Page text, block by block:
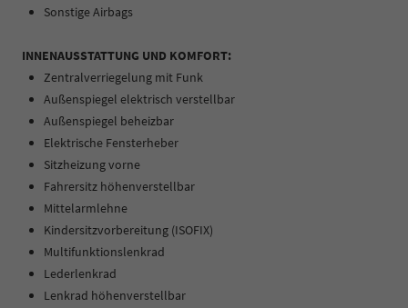
Sonstige Airbags
INNENAUSSTATTUNG UND KOMFORT:
Zentralverriegelung mit Funk
Außenspiegel elektrisch verstellbar
Außenspiegel beheizbar
Elektrische Fensterheber
Sitzheizung vorne
Fahrersitz höhenverstellbar
Mittelarmlehne
Kindersitzvorbereitung (ISOFIX)
Multifunktionslenkrad
Lederlenkrad
Lenkrad höhenverstellbar